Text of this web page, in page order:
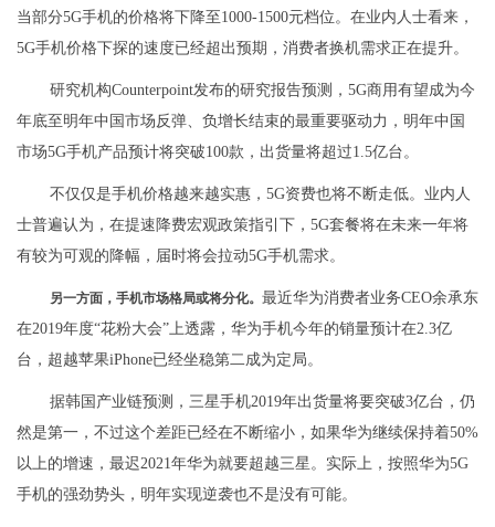
当部分5G手机的价格将下降至1000-1500元档位。在业内人士看来，
5G手机价格下探的速度已经超出预期，消费者换机需求正在提升。
研究机构Counterpoint发布的研究报告预测，5G商用有望成为今
年底至明年中国市场反弹、负增长结束的最重要驱动力，明年中国
市场5G手机产品预计将突破100款，出货量将超过1.5亿台。
不仅仅是手机价格越来越实惠，5G资费也将不断走低。业内人
士普遍认为，在提速降费宏观政策指引下，5G套餐将在未来一年将
有较为可观的降幅，届时将会拉动5G手机需求。
另一方面，手机市场格局或将分化。 最近华为消费者业务CEO余承东
在2019年度“花粉大会”上透露，华为手机今年的销量预计在2.3亿
台，超越苹果iPhone已经坐稳第二成为定局。
据韩国产业链预测，三星手机2019年出货量将要突破3亿台，仍
然是第一，不过这个差距已经在不断缩小，如果华为继续保持着50%
以上的增速，最迟2021年华为就要超越三星。实际上，按照华为5G
手机的强劲势头，明年实现逆袭也不是没有可能。